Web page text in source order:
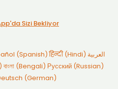
Sizi Bekliyor
(Spanish) हिन्दी (Hindi) العربية
বাংলা (Bengali) Русский (Russian)
(German)